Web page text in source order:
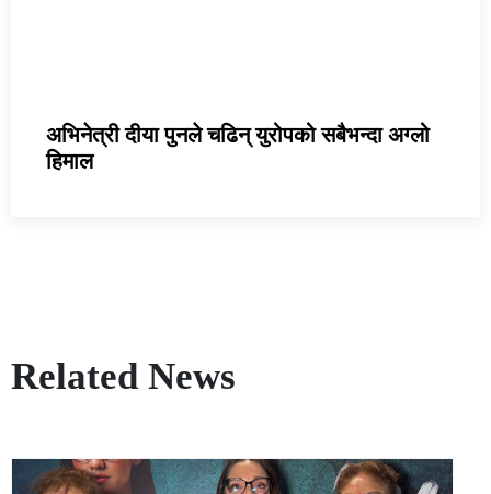
अभिनेत्री दीया पुनले चढिन् युरोपको सबैभन्दा अग्लो
हिमाल
Related News